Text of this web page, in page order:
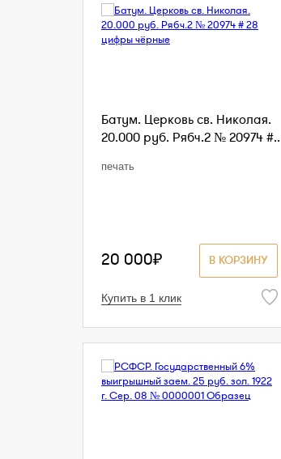
Батум. Церковь св. Николая.
20.000 руб. Рябч.2 № 20974
печать
В КОРЗИНУ
20 000₽
Купить в 1 клик